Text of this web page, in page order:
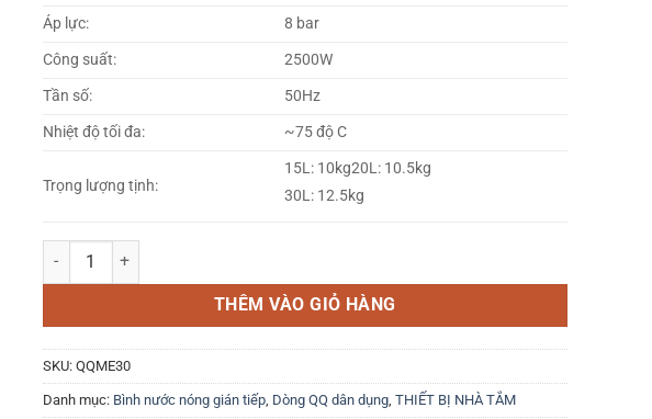
Áp lực:
8 bar
Công suất:
2500W
Tần số:
50Hz
Nhiệt độ tối đa:
~75 độ C
Trọng lượng tịnh:
15L: 10kg20L: 10.5kg
30L: 12.5kg
Bình nước nóng Ferroli QQME 30 lít (Công suất 2500W, chống giật). số lượng
THÊM VÀO GIỎ HÀNG
SKU: QQME30
Danh mục: Bình nước nóng gián tiếp, Dòng QQ dân dụng, THIẾT BỊ NHÀ TẮM